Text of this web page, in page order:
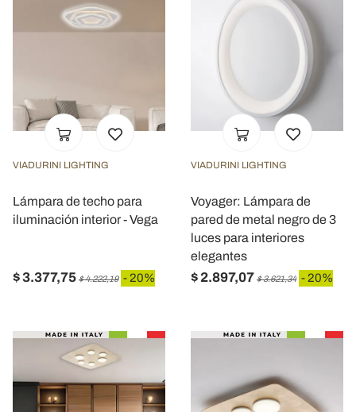
VIADURINI LIGHTING
Lámpara de techo para
iluminación interior - Vega
$ 3.377,75 $ 4.222,19 - 20%
VIADURINI LIGHTING
Voyager: Lámpara de
pared de metal negro de 3
luces para interiores
elegantes
$ 2.897,07 $ 3.621,34 - 20%